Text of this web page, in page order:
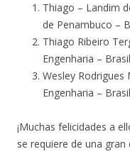
Thiago – Landim
de Penambuco –
Thiago Ribeiro
Engenharia – Brasil
Wesley
Engenharia – Brasil
¡Muchas felicidades a
se requiere de una